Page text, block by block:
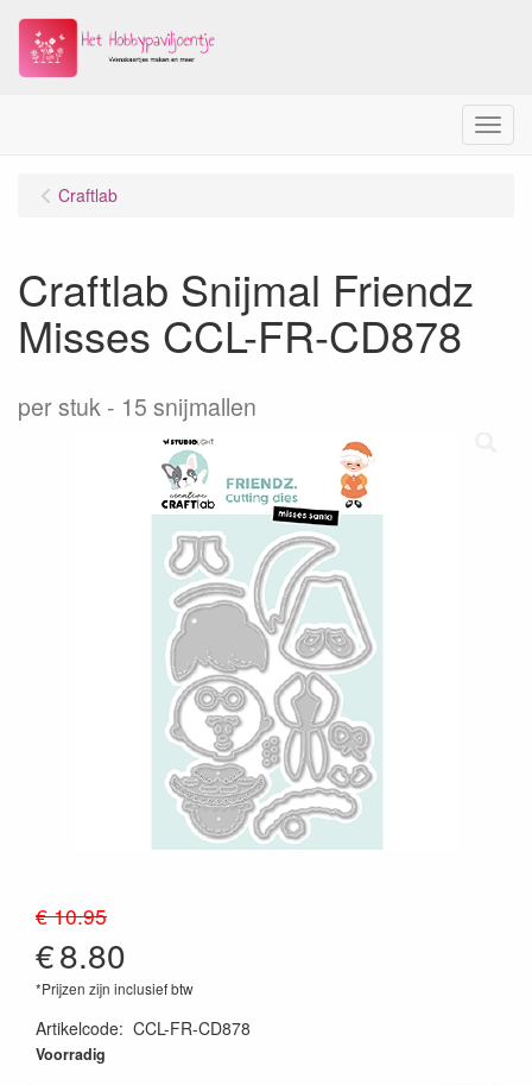
Menu
Craftlab
Craftlab Snijmal Friendz
Misses CCL-FR-CD878
per stuk 15 snijmallen
€ 10.95
€8.80
*Prijzen zijn inclusief btw
Artikelcode: CCL-FR-CD878
8713943153918
Voorradig